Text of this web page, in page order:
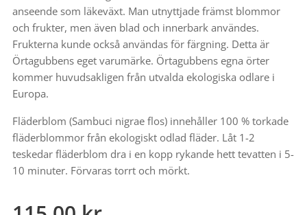
anseende som läkeväxt. Man utnyttjade främst blommor
och frukter, men även blad och innerbark användes.
Frukterna kunde också användas för färgning. Detta är
Örtagubbens eget varumärke. Örtagubbens egna örter
kommer huvudsakligen från utvalda ekologiska odlare i
Europa.
Fläderblom (Sambuci nigrae flos) innehåller 100 % torkade
fläderblommor från ekologiskt odlad fläder. Låt 1-2
teskedar fläderblom dra i en kopp rykande hett tevatten i 5-
10 minuter. Förvaras torrt och mörkt.